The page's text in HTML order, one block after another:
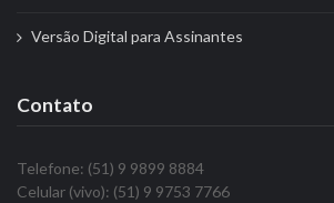
Versão Digital para Assinantes
Contato
Telefone: (51) 9 9899 8884
Celular (vivo): (51) 9 9753 7766